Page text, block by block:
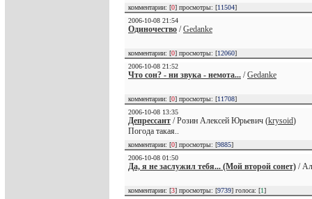
комментарии: [0] просмотры: [11504]
2006-10-08 21:54
Одиночество /Gedanke
комментарии: [0] просмотры: [12060]
2006-10-08 21:52
Что сон? - ни звука - немота... /Gedanke
комментарии: [0] просмотры: [11708]
2006-10-08 13:35
Депрессант / Розин Алексей Юрьевич (krysoid)
Погода такая..
комментарии: [0] просмотры: [9885]
2006-10-08 01:50
Да, я не заслужил тебя... (Мой второй сонет) /
комментарии: [3] просмотры: [9739] голоса: [1]